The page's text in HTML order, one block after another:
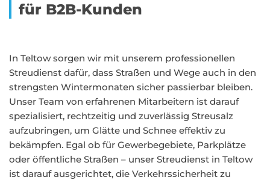
für B2B-Kunden
In Teltow sorgen wir mit unserem professionellen
Streudienst dafür, dass Straßen und Wege auch in den
strengsten Wintermonaten sicher passierbar bleiben.
Unser Team von erfahrenen Mitarbeitern ist darauf
spezialisiert, rechtzeitig und zuverlässig Streusalz
aufzubringen, um Glätte und Schnee effektiv zu
bekämpfen. Egal ob für Gewerbegebiete, Parkplätze
oder öffentliche Straßen – unser Streudienst in Teltow
ist darauf ausgerichtet, die Verkehrssicherheit zu